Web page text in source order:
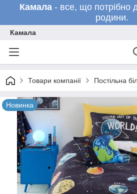
Камала - все, що потрібно
родини.
Камала
Товари компанії Постільна
Новинка